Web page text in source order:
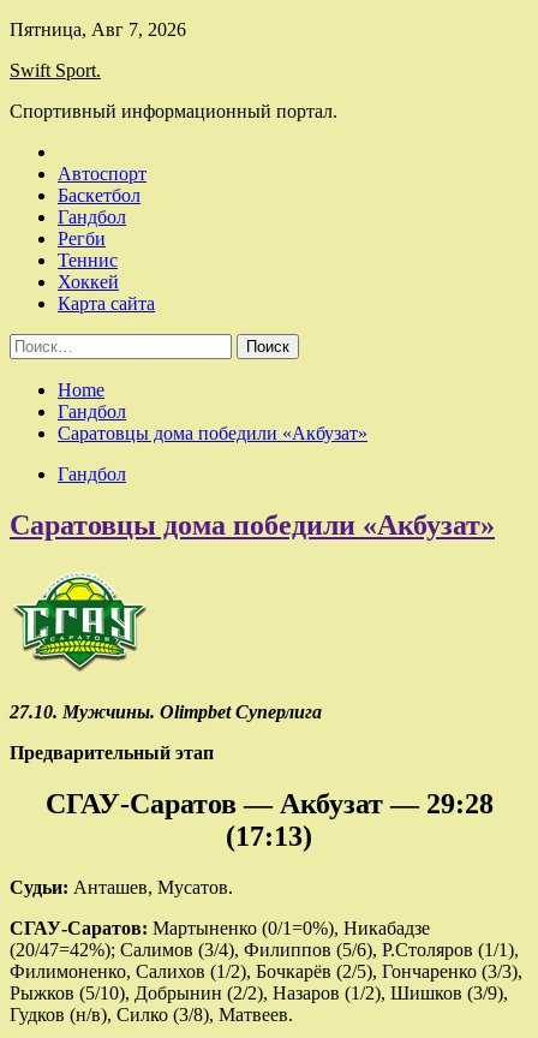
Skip
content
Пятница, Авг 7, 2026
Swift Sport.
Спортивный информационный портал.
Автоспорт
Баскетбол
Гандбол
Регби
Теннис
Хоккей
Карта сайта
Найти:
Home
Гандбол
Саратовцы дома победили «Акбузат»
Гандбол
Саратовцы дома победили «Акбузат»
27.10. Мужчины. Olimpbet Суперлига
Предварительный этап
СГАУ-Саратов — Акбузат — 29:28
(17:13)
Судьи: Анташев, Мусатов.
СГАУ-Саратов: Мартыненко (0/1=0%), Никабадзе
(20/47=42%); Салимов (3/4), Филиппов (5/6), Р.Столяров (1/1),
Филимоненко, Салихов (1/2), Бочкарёв (2/5), Гончаренко (3/3),
Рыжков (5/10), Добрынин (2/2), Назаров (1/2), Шишков (3/9),
Гудков (н/в), Силко (3/8), Матвеев.